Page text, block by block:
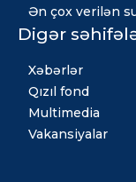
Ən çox verilən
Digər
Xəbərlər
Qızıl fond
Multimedia
Vakansiyalar